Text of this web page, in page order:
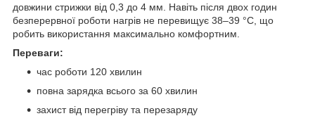
довжини стрижки від 0,3 до 4 мм. Навіть після двох годин
безперервної роботи нагрів не перевищує 38–39 °C, що
робить використання максимально комфортним.
Переваги:
час роботи 120 хвилин
повна зарядка всього за 60 хвилин
захист від перегріву та перезаряду